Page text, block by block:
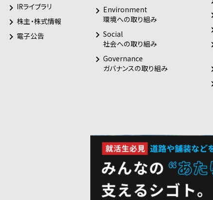
IRライブラリ
株主・株式情報
電子公告
Environment
環境への取り組み
Social
社会への取り組み
Governance
ガバナンスの取り組み